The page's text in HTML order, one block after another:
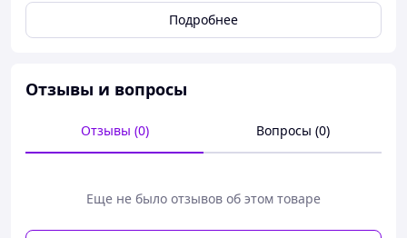
Подробнее
Отзывы и вопросы
Отзывы (0) Вопросы (0)
Еще не было отзывов об этом товаре